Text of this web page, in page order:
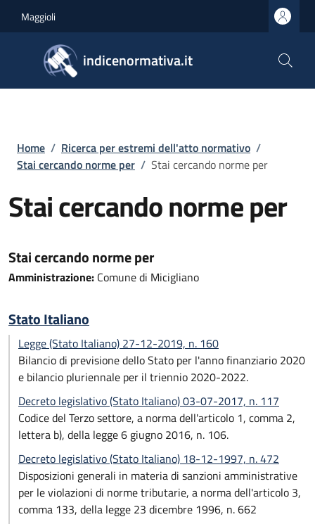
Maggioli
indicenormativa.it
Briciole di pane
Home / Ricerca per estremi dell'atto normativo /
Stai cercando norme per / Stai cercando norme per
Stai cercando norme per
Stai cercando norme per
Amministrazione: Comune di Micigliano
Stato Italiano
Legge (Stato Italiano) 27-12-2019, n. 160
Bilancio di previsione dello Stato per l'anno finanziario 2020
e bilancio pluriennale per il triennio 2020-2022.
Decreto legislativo (Stato Italiano) 03-07-2017, n. 117
Codice del Terzo settore, a norma dell'articolo 1, comma 2,
lettera b), della legge 6 giugno 2016, n. 106.
Decreto legislativo (Stato Italiano) 18-12-1997, n. 472
Disposizioni generali in materia di sanzioni amministrative
per le violazioni di norme tributarie, a norma dell'articolo 3,
comma 133, della legge 23 dicembre 1996, n. 662